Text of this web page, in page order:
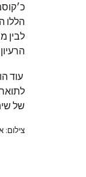
הללו
לבין
עוד
של
צילום: